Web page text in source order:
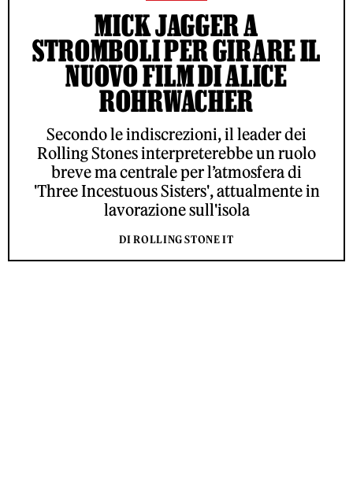
MICK JAGGER A
STROMBOLI PER GIRARE IL
NUOVO FILM DI ALICE
ROHRWACHER
Secondo le indiscrezioni, il leader dei
Rolling Stones interpreterebbe un ruolo
breve ma centrale per l’atmosfera di
'Three Incestuous Sisters', attualmente in
lavorazione sull'isola
DI ROLLING STONE IT